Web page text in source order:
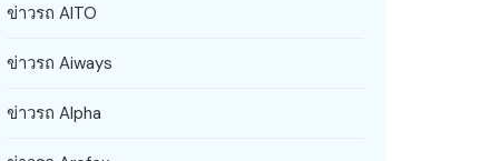
ข่าวรถ AITO
ข่าวรถ Aiways
ข่าวรถ Alpha